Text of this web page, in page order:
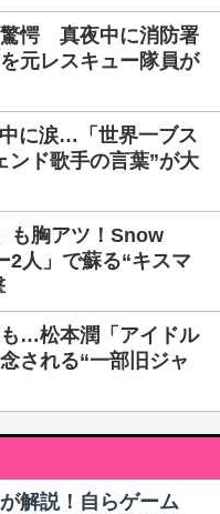
驚愕 真夜中に消防署
元レスキュー隊員が
に涙…「世界一ブス
ンド歌手の言葉”が大
も胸アツ！Snow
2人」で蘇る“キスマ
も…松本潤「アイドル
される“一部旧ジャ
解説！自らゲーム